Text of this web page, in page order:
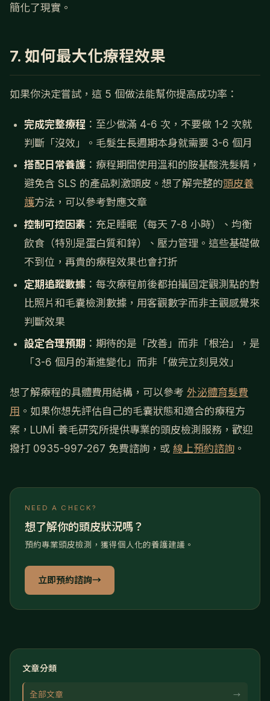
簡化了現實。
7. 如何最大化療程效果
如果你決定嘗試，這 5 個做法能幫你提高成功率：
完成完整療程 ：至少做滿 4-6 次，不要做 1-2 次就
判斷「沒效」。毛髮生長週期本身就需要 3-6 個月
搭配日常養護 ：療程期間使用溫和的胺基酸洗髮精，
避免含 SLS 的產品刺激頭皮。想了解完整的頭皮養
護方法，可以參考對應文章
控制可控因素 ：充足睡眠（每天 7-8 小時）、均衡
飲食（特別是蛋白質和鋅）、壓力管理。這些基礎做
不到位，再貴的療程效果也會打折
定期追蹤數據 ：每次療程前後都拍攝固定觀測點的對
比照片和毛囊檢測數據，用客觀數字而非主觀感覺來
判斷效果
設定合理預期 ：期待的是「改善」而非「根治」，是
「3-6 個月的漸進變化」而非「做完立刻見效」
想了解療程的具體費用結構，可以參考 外泌體育髮費
用 。如果你想先評估自己的毛囊狀態和適合的療程方
案，LUMİ 養毛研究所提供專業的頭皮檢測服務，歡迎
撥打 0935-997-267 免費諮詢，或 線上預約諮詢 。
NEED A CHECK?
想了解你的頭皮狀況嗎？
預約專業頭皮檢測，獲得個人化的養護建議。
立即預約諮詢→
文章分類
全部文章 →